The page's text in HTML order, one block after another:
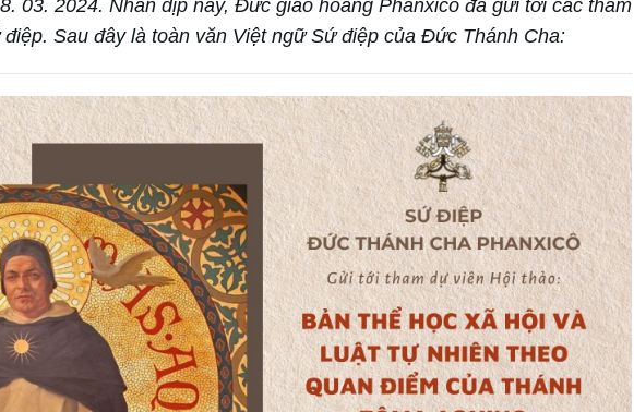
03. 2024. Nhân dịp này, Đức giáo hoàng Phanxicô đã gửi tới các tham
Sau đây là toàn văn Việt ngữ Sứ điệp của Đức Thánh Cha: